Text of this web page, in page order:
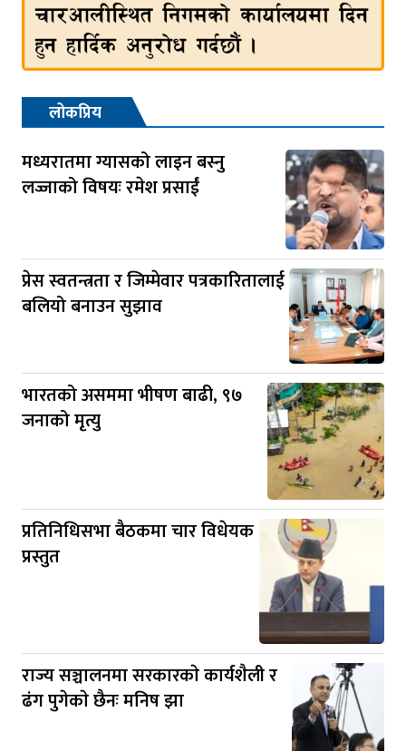
लोकप्रिय
मध्यरातमा ग्यासको लाइन बस्नु
लज्जाको विषयः रमेश प्रसाईं
प्रेस स्वतन्त्रता र जिम्मेवार पत्रकारितालाई
बलियो बनाउन सुझाव
भारतको असममा भीषण बाढी, ९७
जनाको मृत्यु
प्रतिनिधिसभा बैठकमा चार विधेयक
प्रस्तुत
राज्य सञ्चालनमा सरकारकाे कार्यशैली र
ढंग पुगेकाे छैनः मनिष झा